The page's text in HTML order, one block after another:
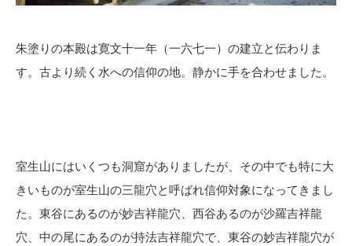
朱塗りの本殿は寛文十一年（一六七一）の建立と伝わりま
す。古より続く水への信仰の地。静かに手を合わせました。
室生山にはいくつも洞窟がありましたが、その中でも特に大
きいものが室生山の三龍穴と呼ばれ信仰対象になってきまし
た。東谷にあるのが妙吉祥龍穴、西谷あるのが沙羅吉祥龍
穴、中の尾にあるのが持法吉祥龍穴で、東谷の妙吉祥龍穴が